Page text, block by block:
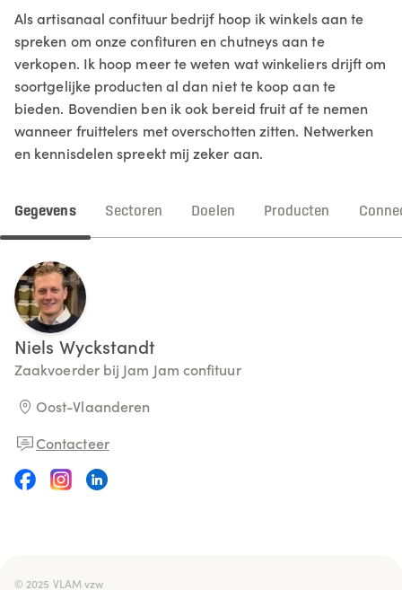
Als artisanaal confituur bedrijf hoop ik winkels aan te
spreken om onze confituren en chutneys aan te
verkopen. Ik hoop meer te weten wat winkeliers drijft om
soortgelijke producten al dan niet te koop aan te
bieden. Bovendien ben ik ook bereid fruit af te nemen
wanneer fruittelers met overschotten zitten. Netwerken
en kennisdelen spreekt mij zeker aan.
Gegevens Sectoren Doelen Producten
Niels Wyckstandt
Zaakvoerder bij Jam Jam confituur
Oost-Vlaanderen
Contacteer
© 2025 VLAM vzw